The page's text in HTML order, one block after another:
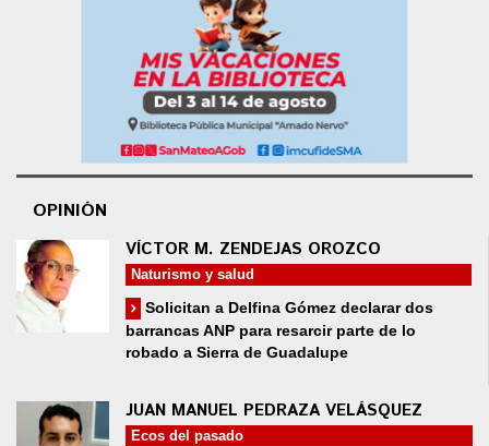
OPINIÓN
VÍCTOR M. ZENDEJAS OROZCO
Naturismo y salud
Solicitan a Delfina Gómez declarar dos
barrancas ANP para resarcir parte de lo
robado a Sierra de Guadalupe
JUAN MANUEL PEDRAZA VELÁSQUEZ
Ecos del pasado